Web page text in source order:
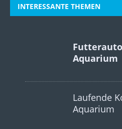
INTERESSANTE THEMEN
Aquarium
Laufende
Aquarium